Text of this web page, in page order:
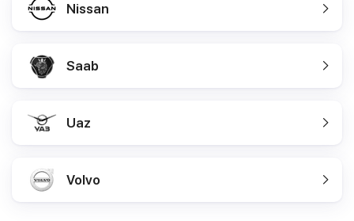
Nissan
Saab
Uaz
Volvo